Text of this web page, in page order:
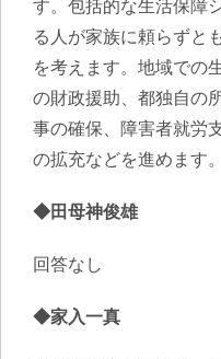
す。包括的な生活保障
る人が家族に頼らずと
を考えます。地域での
の財政援助、都独自の
事の確保、障害者就労
の拡充などを進めます。
◆田母神俊雄
回答なし
◆家入一真